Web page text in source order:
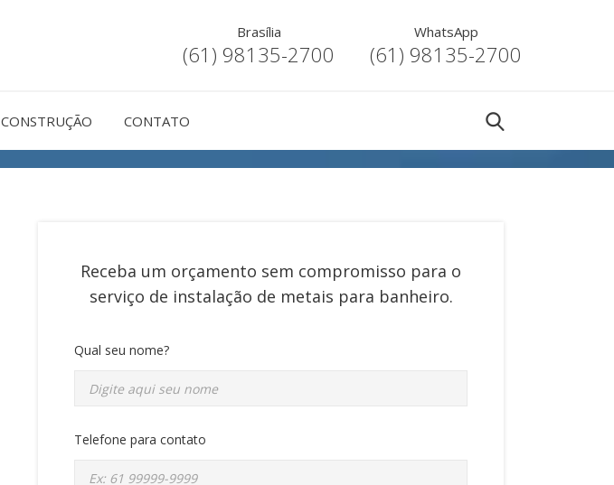
Brasília
(61) 98135-2700
WhatsApp
(61) 98135-2700
CONSTRUÇÃO CONTATO
Receba um orçamento sem compromisso para o
serviço de instalação de metais para banheiro.
Qual seu nome?
Telefone para contato